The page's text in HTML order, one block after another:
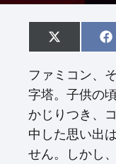
S
h
r
n
X
(
w
t
e
r
)
S
r
o
n
F
a
e
o
o
k
ファミコン、
字塔。子供の
かじりつき、
中した思い出
せん。しかし